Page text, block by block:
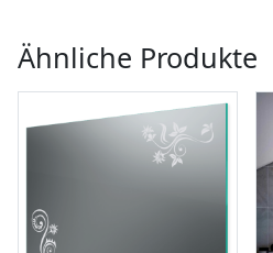
Ähnliche Produkte